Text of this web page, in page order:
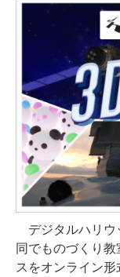
デジタルハリウ
同でものづくり
スをオンライン